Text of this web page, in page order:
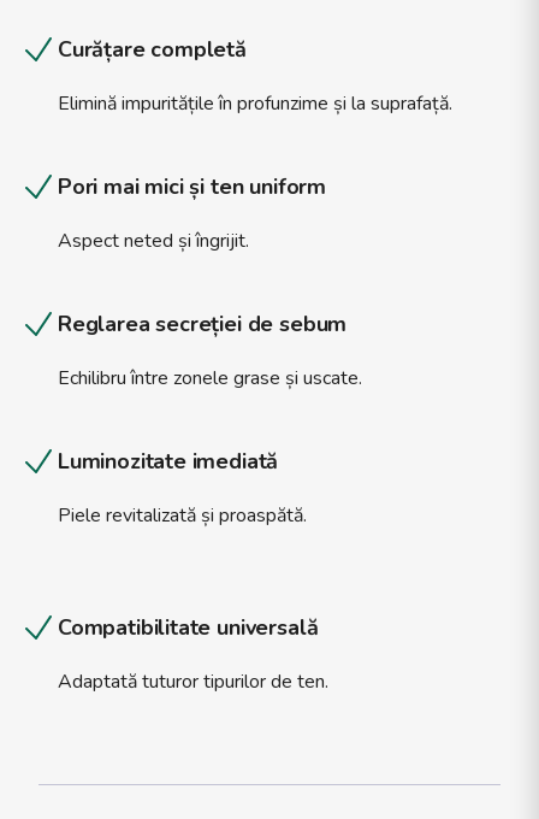
Curățare completă
Elimină impuritățile în profunzime și la suprafață.
Pori mai mici și ten uniform
Aspect neted și îngrijit.
Reglarea secreției de sebum
Echilibru între zonele grase și uscate.
Luminozitate imediată
Piele revitalizată și proaspătă.
Compatibilitate universală
Adaptată tuturor tipurilor de ten.